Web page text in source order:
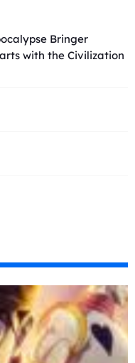
Bringer
with the Civilization